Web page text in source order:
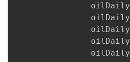
                oilDaily
                oilDaily
                oilDaily
                oilDaily
                oilDaily